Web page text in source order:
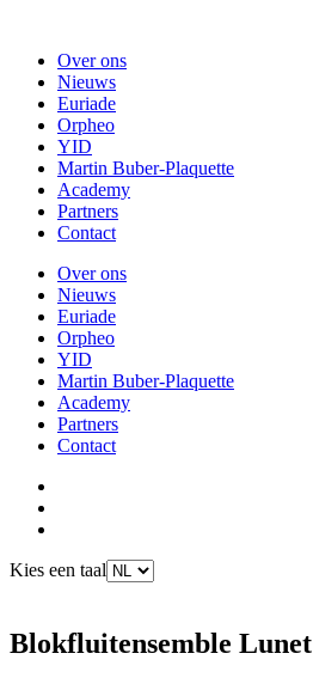
Over ons
Nieuws
Euriade
Orpheo
YID
Martin Buber-Plaquette
Academy
Partners
Contact
Over ons
Nieuws
Euriade
Orpheo
YID
Martin Buber-Plaquette
Academy
Partners
Contact
Kies een taal
Blokfluitensemble Lunet